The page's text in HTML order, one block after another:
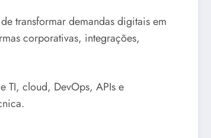
transformar demandas digitais em
corporativas, integrações,
TI, cloud, DevOps, APIs e